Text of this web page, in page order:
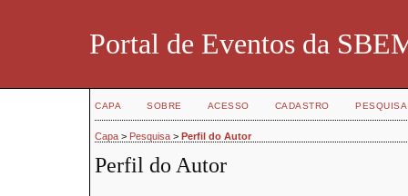
Portal de Eventos da
CAPA SOBRE ACESSO CADASTRO PESQUISA
Capa > Pesquisa > Perfil do Autor
Perfil do Autor